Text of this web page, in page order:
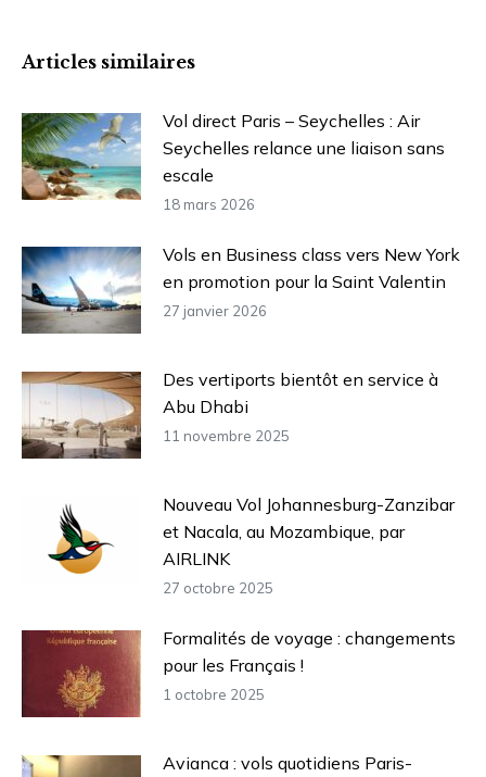
Articles similaires
Vol direct Paris – Seychelles : Air
Seychelles relance une liaison sans
escale
18 mars 2026
Vols en Business class vers New York
en promotion pour la Saint Valentin
27 janvier 2026
Des vertiports bientôt en service à
Abu Dhabi
11 novembre 2025
Nouveau Vol Johannesburg-Zanzibar
et Nacala, au Mozambique, par
AIRLINK
27 octobre 2025
Formalités de voyage : changements
pour les Français !
1 octobre 2025
Avianca : vols quotidiens Paris-